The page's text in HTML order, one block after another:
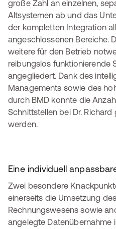
große Zahl an einzelnen,
Altsystemen ab und das
der kompletten Integration
angeschlossenen Bereiche.
weitere für den Betrieb
reibungslos funktionierende
angegliedert. Dank des
Managements sowie des
durch BMD konnte die
Schnittstellen bei Dr.
werden.
Eine individuell
Zwei besondere
einerseits die Umsetzung
Rechnungswesens sowie
angelegte Datenübernahme